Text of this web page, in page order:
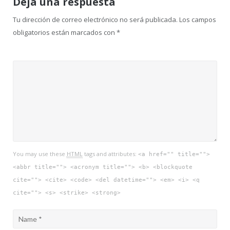
Tu dirección de correo electrónico no será publicada. Los campos
obligatorios están marcados con *
You may use these HTMLtags and attributes: <a href="" title="">
<abbr title=""> <acronym title=""> <b> <blockquote
cite=""> <cite> <code> <del datetime=""> <em> <i> <q
cite=""> <s> <strike> <strong>